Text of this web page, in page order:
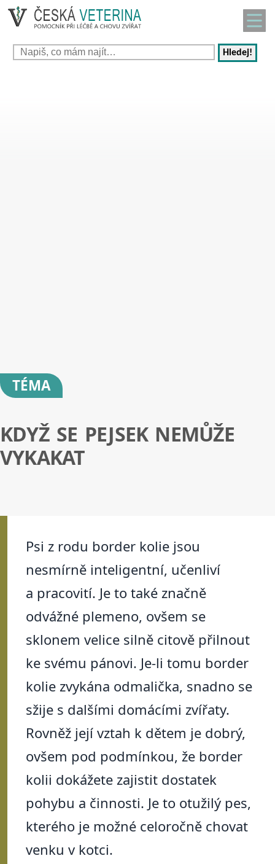
Hledej!
TÉMA
KDYŽ SE PEJSEK NEMŮŽE
VYKAKAT
Psi z rodu border kolie jsou
nesmírně inteligentní, učenliví
a pracovití. Je to také značně
odvážné plemeno, ovšem se
sklonem velice silně citově přilnout
ke svému pánovi. Je-li tomu border
kolie zvykána odmalička, snadno se
sžije s dalšími domácími zvířaty.
Rovněž její vztah k dětem je dobrý,
ovšem pod podmínkou, že border
kolii dokážete zajistit dostatek
pohybu a činnosti. Je to otužilý pes,
kterého je možné celoročně chovat
venku v kotci.